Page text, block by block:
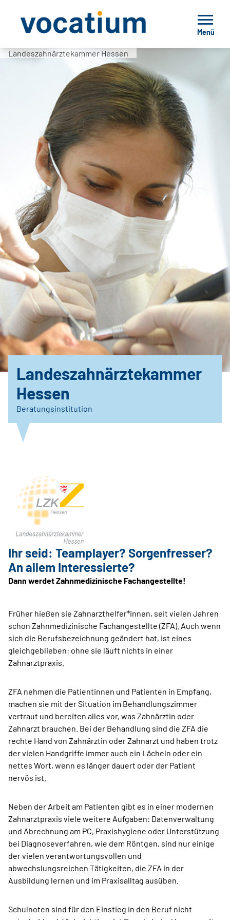
Menü
Landeszahnärztekammer Hessen
Landeszahnärztekammer
Hessen
Beratungsinstitution
Ihr seid: Teamplayer? Sorgenfresser?
An allem Interessierte?
Dann werdet Zahnmedizinische Fachangestellte!
Früher hießen sie Zahnarzthelfer*innen, seit vielen Jahren
schon Zahnmedizinische Fachangestellte (ZFA). Auch wenn
sich die Berufsbezeichnung geändert hat, ist eines
gleichgeblieben: ohne sie läuft nichts in einer
Zahnarztpraxis.
ZFA nehmen die Patientinnen und Patienten in Empfang,
machen sie mit der Situation im Behandlungszimmer
vertraut und bereiten alles vor, was Zahnärztin oder
Zahnarzt brauchen. Bei der Behandlung sind die ZFA die
rechte Hand von Zahnärztin oder Zahnarzt und haben trotz
der vielen Handgriffe immer auch ein Lächeln oder ein
nettes Wort, wenn es länger dauert oder der Patient
nervös ist.
Neben der Arbeit am Patienten gibt es in einer modernen
Zahnarztpraxis viele weitere Aufgaben: Datenverwaltung
und Abrechnung am PC, Praxishygiene oder Unterstützung
bei Diagnoseverfahren, wie dem Röntgen, sind nur einige
der vielen verantwortungsvollen und
abwechslungsreichen Tätigkeiten, die ZFA in der
Ausbildung lernen und im Praxisalltag ausüben.
Schulnoten sind für den Einstieg in den Beruf nicht